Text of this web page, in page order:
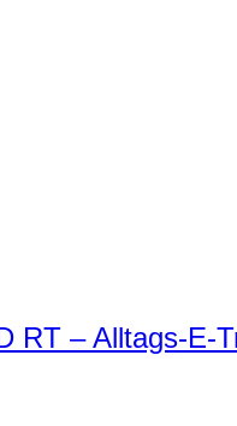
RT – Alltags-E-